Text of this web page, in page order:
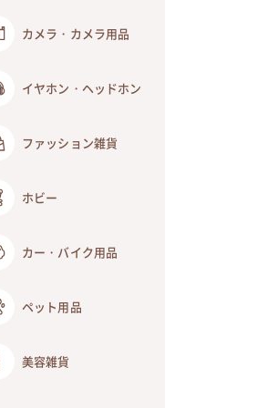
カメラ・カメラ用品
イヤホン・ヘッドホン
ファッション雑貨
ホビー
カー・バイク用品
ペット用品
美容雑貨